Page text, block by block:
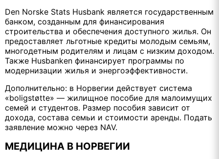
Den Norske Stats Husbank является государственным
банком, созданным для финансирования
строительства и обеспечения доступного жилья. Он
предоставляет льготные кредиты молодым семьям,
многодетным родителям и лицам с низким доходом.
Также Husbanken финансирует программы по
модернизации жилья и энергоэффективности.
Дополнительно: в Норвегии действует система
«boligstøtte» — жилищное пособие для малоимущих
семей и студентов. Размер пособия зависит от
дохода, состава семьи и стоимости аренды. Подать
заявление можно через NAV.
МЕДИЦИНА В НОРВЕГИИ